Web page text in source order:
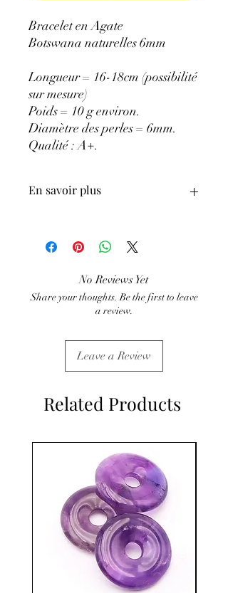
Bracelet en Agate
Botswana naturelles 6mm
Longueur = 16-18cm (possibilité
sur mesure)
Poids = 10 g environ.
Diamètre des perles = 6mm.
Qualité : A+.
En savoir plus
ATTENTION, l'utilisation des
Minéraux en Lithothérapie n'exclut en
médical et la consultation d'un médecin.
C'est un complément
No Reviews Yet
Share your thoughts. Be the first to leave
a review.
Leave a Review
Related Products